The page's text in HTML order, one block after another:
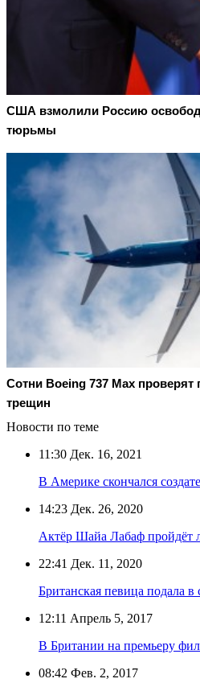
США взмолили Россию
тюрьмы
Сотни Boeing 737 Max проверят
трещин
Новости по теме
11:30 Дек. 16, 2021
В Америке скончался
14:23 Дек. 26, 2020
Актёр Шайа Лабаф пройдёт
22:41 Дек. 11, 2020
Британская певица подала
12:11 Апрель 5, 2017
В Британии на премьеру
08:42 Фев. 2, 2017